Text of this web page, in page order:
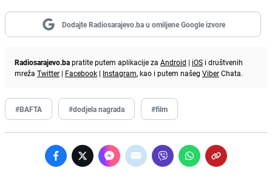
Dodajte Radiosarajevo.ba u omiljene Google izvore
Radiosarajevo.bapratite putem aplikacije za Android | iOS i društvenih
mreža Twitter | Facebook | Instagram, kao i putem našeg ViberChata.
#BAFTA #dodjela nagrada #film